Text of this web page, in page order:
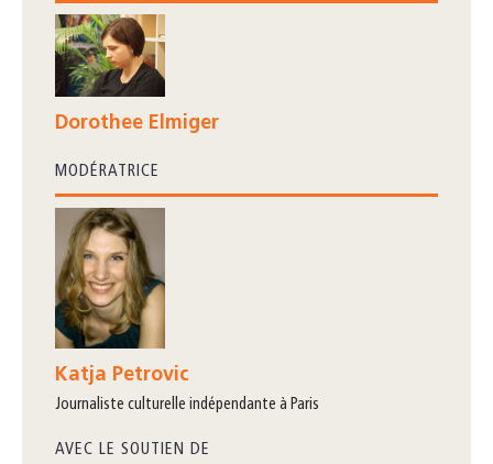
Dorothee Elmiger
MODÉRATRICE
Katja Petrovic
journaliste culturelle indépendante à Paris
AVEC LE SOUTIEN DE